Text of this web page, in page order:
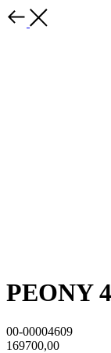
PEONY
00-00004609
169700,00